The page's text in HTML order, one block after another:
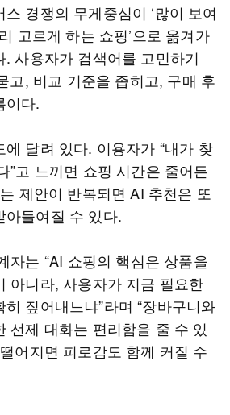
경쟁의 무게중심이 ‘많이 보여
고르게 하는 쇼핑’으로 옮겨가
. 사용자가 검색어를 고민하기
고, 비교 기준을 좁히고, 구매 후
이다.
달려 있다. 이용자가 “내가 찾
”고 느끼면 쇼핑 시간은 줄어든
제안이 반복되면 AI 추천은 또
들여질 수 있다.
자는 “AI 쇼핑의 핵심은 상품을
아니라, 사용자가 지금 필요한
짚어내느냐”라며 “장바구니와
선제 대화는 편리함을 줄 수 있
어지면 피로감도 함께 커질 수